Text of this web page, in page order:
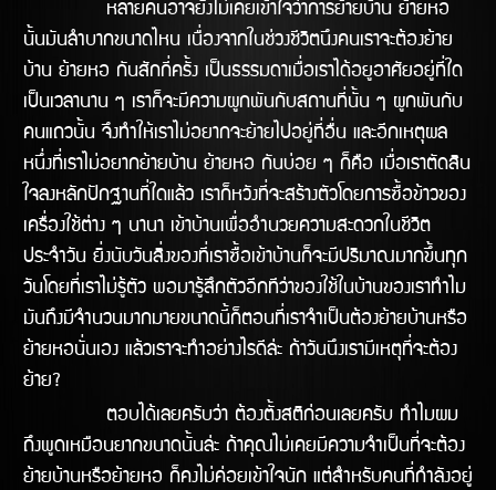
หลายคนอาจยังไม่เคยเข้าใจว่าการย้ายบ้าน ย้ายหอ
นั้นมันลำบากขนาดไหน เนื่องจากในช่วงชีวิตนึงคนเราจะต้องย้าย
บ้าน ย้ายหอ กันสักกี่ครั้ง เป็นธรรมดาเมื่อเราได้อยูอาศัยอยู่ที่ใด
เป็นเวลานาน ๆ เราก็จะมีความผูกพันกับสถานที่นั้น ๆ ผูกพันกับ
คนแถวนั้น จึงทำให้เราไม่อยากจะย้ายไปอยู่ที่อื่น และอีกเหตุผล
หนึ่งที่เราไม่อยากย้ายบ้าน ย้ายหอ กันบ่อย ๆ ก็คือ เมื่อเราตัดสิน
ใจลงหลักปักฐานที่ใดแล้ว เราก็หวังที่จะสร้างตัวโดยการซื้อข้าวของ
เครื่องใช้ต่าง ๆ นานา เข้าบ้านเพื่ออำนวยความสะดวกในชีวิต
ประจำวัน ยิ่งนับวันสิ่งของที่เราซื้อเข้าบ้านก็จะมีปริมาณมากขึ้นทุก
วันโดยที่เราไม่รู้ตัว พอมารู้สึกตัวอีกทีว่าของใช้ในบ้านของเราทำไม
มันถึงมีจำนวนมากมายขนาดนี้ก็ตอนที่เราจำเป็นต้องย้ายบ้านหรือ
ย้ายหอนั่นเอง แล้วเราจะทำอย่างไรดีล้่ะ ถ้าวันนึงเรามีเหตุที่จะต้อง
ย้าย?
ตอบได้เลยครับว่า ต้องตั้งสติก่อนเลยครับ ทำไมผม
ถึงพูดเหมือนยากขนาดนั้นล่ะ ถ้าคุณไม่เคยมีความจำเป็นที่จะต้อง
ย้ายบ้านหรือย้ายหอ ก็คงไม่ค่อยเข้้าใจนัก แต่สำหรับคนที่กำลังอยู่